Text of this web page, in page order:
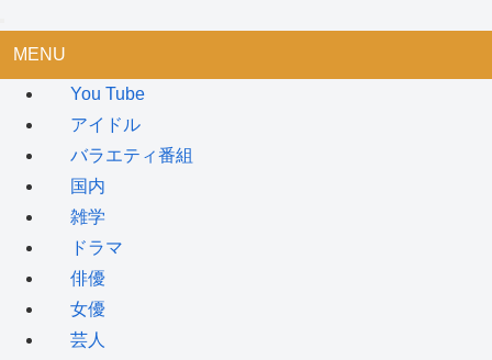
MENU
You Tube
アイドル
バラエティ番組
国内
雑学
ドラマ
俳優
女優
芸人